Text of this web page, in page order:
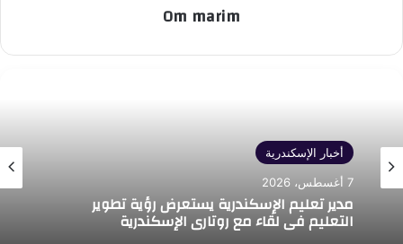
Om marim
أخبار الإسكندرية
7 أغسطس، 2026
مدير تعليم الإسكندرية يستعرض رؤية تطوير
التعليم في لقاء مع روتاري الإسكندرية